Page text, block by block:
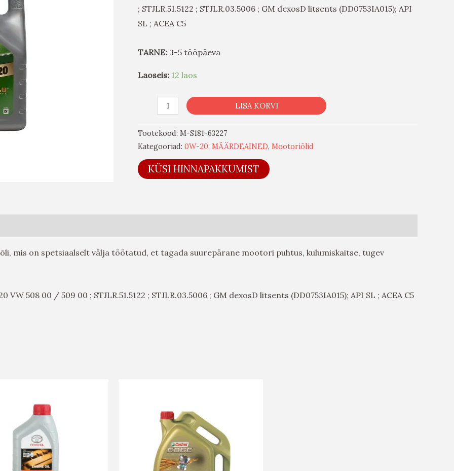
; STJLR.51.5122 ; STJLR.03.5006 ; GM dexosD litsents (DD0753IA015); API
SL ; ACEA C5
TARNE: 3-5 tööpäeva
Laoseis: 12 laos
LISA KORVI
Tootekood: M-S181-63227
Kategooriad: 0W-20, MÄÄRDEAINED, Mootoriõlid
KÜSI HINNAPAKKUMIST
mis on spetsiaalselt välja töötatud, et tagada suurepärane mootori puhtus, kulumiskaitse, tugev
508 00 / 509 00 ; STJLR.51.5122 ; STJLR.03.5006 ; GM dexosD litsents (DD0753IA015); API SL ; ACEA C5